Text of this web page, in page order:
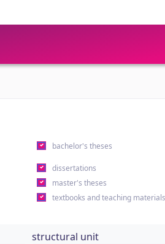
bachelor's theses
dissertations
master's theses
textbooks and teaching materials
structural unit